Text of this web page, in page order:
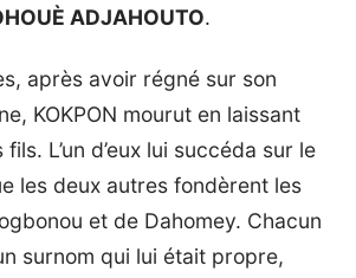
ADJAHOUTO.
après avoir régné sur son
KOKPON mourut en laissant
L’un d’eux lui succéda sur le
les deux autres fondèrent les
et de Dahomey. Chacun
surnom qui lui était propre,